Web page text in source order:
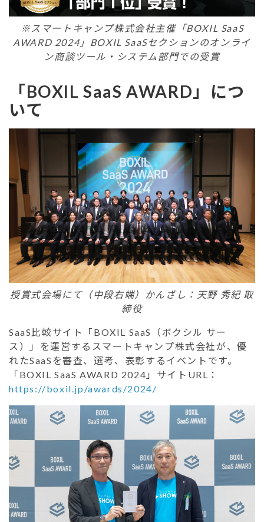
※スマートキャンプ株式会社主催「BOXIL SaaS
AWARD 2024」BOXIL SaaSセクションのオンライ
ン商談ツール・システム部門での受賞
「BOXIL SaaS AWARD」につ
いて
授賞式会場にて（中段右端）かんざし：天野 秀紀 取
締役
SaaS比較サイト「BOXIL SaaS（ボクシル サー
ス）」を運営するスマートキャンプ株式会社が、優
れたSaaSを審査、選考、表彰するイベントです。
「BOXIL SaaS AWARD 2024」サイトURL：
https://boxil.jp/awards/2024/